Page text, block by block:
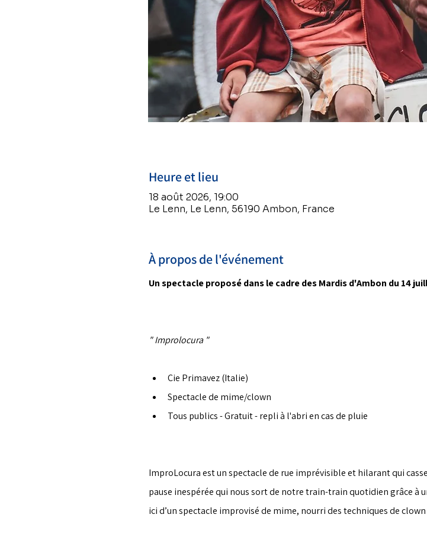
Heure et lieu
18 août 2026, 19:00
Le Lenn, Le Lenn, 56190 Ambon, France
À propos de l'événement
Un spectacle proposé dans le cadre des Mardis d'Ambon du 14
" Improlocura "
Cie Primavez (Italie)
Spectacle de mime/clown
Tous publics - Gratuit - repli à l'abri en cas de pluie
ImproLocura est un spectacle de rue imprévisible et hilarant qui
pause inespérée qui nous sort de notre train-train quotidien grâce à
ici d’un spectacle improvisé de mime, nourri des techniques de